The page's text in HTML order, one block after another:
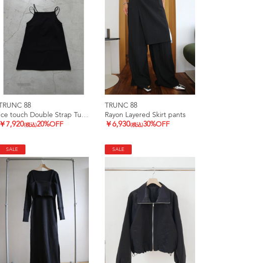
TRUNC 88
Ice touch Double Strap Tunic
￥7,920(税込)20%OFF
TRUNC 88
Rayon Layered Skirt pants
￥6,930(税込)30%OFF
SALE SALE